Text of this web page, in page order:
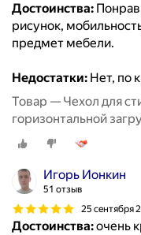
Достоинства:
рисунок,
предмет мебели.
Недостатки: Нет, по
Товар — Чехол для
горизонтальной
микс
Игорь Ионкин
51 отзыв
25 сентября
Достоинства:очень